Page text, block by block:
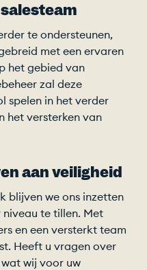
te ondersteunen,
met een ervaren
het gebied van
zal deze
spelen in het verder
het versterken van
aan veiligheid
blijven we ons inzetten
te tillen. Met
en een versterkt team
Heeft u vragen over
wij voor uw